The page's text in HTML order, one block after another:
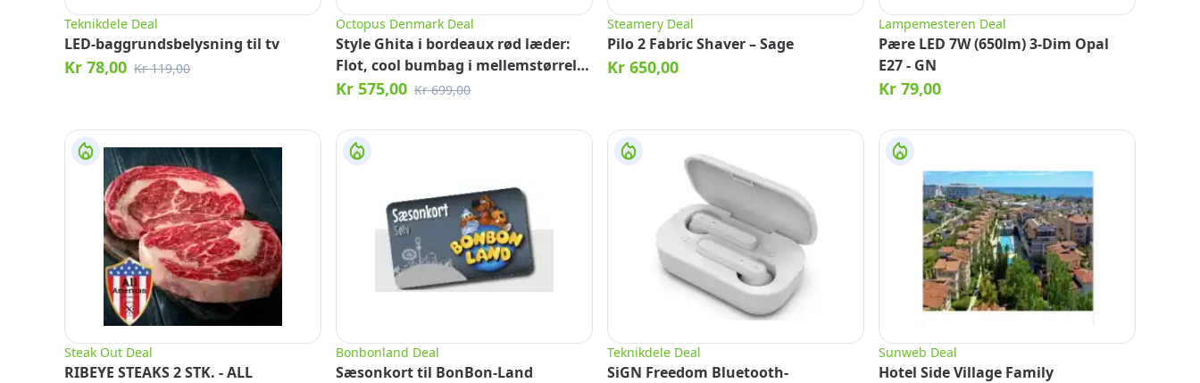
Teknikdele Deal
LED-baggrundsbelysning til tv
Kr 78,00 Kr 119,00
Octopus Denmark Deal
Style Ghita i bordeaux rød læder:
Flot, cool bumbag i mellemstørrelse
m. flot lynlåsdetalje
Kr 575,00 Kr 699,00
Steamery Deal
Pilo 2 Fabric Shaver – Sage
Kr 650,00
Lampemesteren Deal
Pære LED 7W (650lm) 3-Dim Opal
E27 - GN
Kr 79,00
Steak Out Deal
RIBEYE STEAKS 2 STK. - ALL
Bonbonland Deal
Sæsonkort til BonBon-Land
Teknikdele Deal
SiGN Freedom Bluetooth-
Sunweb Deal
Hotel Side Village Family